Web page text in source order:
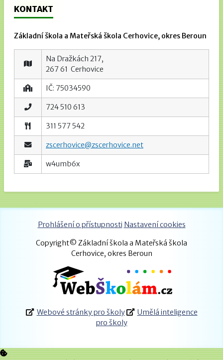
KONTAKT
Základní škola a Mateřská škola Cerhovice, okres Beroun
Na Dražkách 217,
267 61 Cerhovice
IČ: 75034590
724 510 613
311 577 542
zscerhovice@zscerhovice.net
w4umb6x
Prohlášení o přístupnosti Nastavení cookies
Copyright© Základní škola a Mateřská škola
Cerhovice, okres Beroun
Webové stránky pro školy
Umělá inteligence
pro školy